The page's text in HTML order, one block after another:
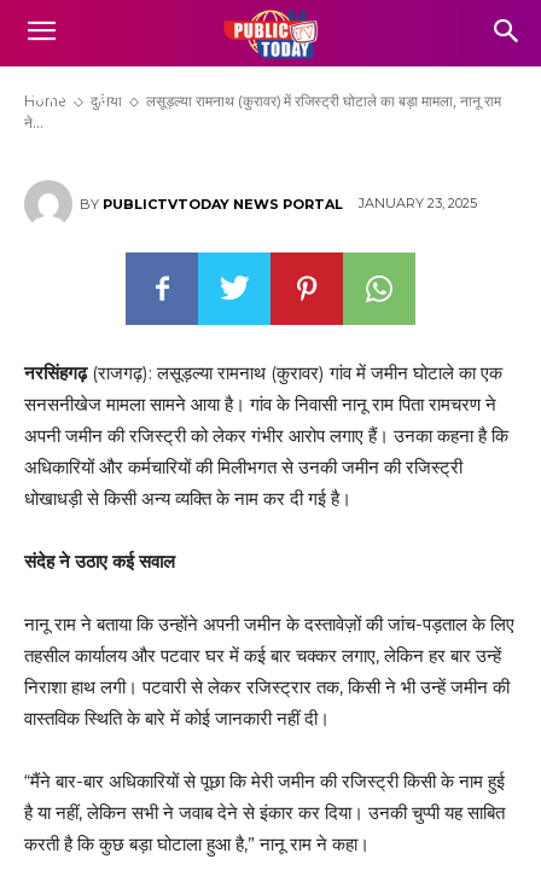
Home दुनिया
लसूड़ल्या रामनाथ (कुरावर) में रजिस्ट्री घोटाले का बड़ा मामला, नानू राम
ने...
लसूड़ल्या रामनाथ (कुरावर) में रजिस्ट्री घोटाले का
बड़ा मामला, नानू राम ने भ्रष्टाचार के खिलाफ
खोला मोर्चा
BY PUBLICTVTODAY NEWS PORTAL JANUARY 23, 2025
नरसिंहगढ़(राजगढ़): लसूड़ल्या रामनाथ (कुरावर) गांव में जमीन घोटाले का एक
सनसनीखेज मामला सामने आया है। गांव के निवासी नानू राम पिता रामचरण ने
अपनी जमीन की रजिस्ट्री को लेकर गंभीर आरोप लगाए हैं। उनका कहना है कि
अधिकारियों और कर्मचारियों की मिलीभगत से उनकी जमीन की रजिस्ट्री
धोखाधड़ी से किसी अन्य व्यक्ति के नाम कर दी गई है।
संदेह ने उठाए कई सवाल
नानू राम ने बताया कि उन्होंने अपनी जमीन के दस्तावेज़ों की जांच-पड़ताल के लिए
तहसील कार्यालय और पटवार घर में कई बार चक्कर लगाए, लेकिन हर बार उन्हें
निराशा हाथ लगी। पटवारी से लेकर रजिस्ट्रार तक, किसी ने भी उन्हें जमीन की
वास्तविक स्थिति के बारे में कोई जानकारी नहीं दी।
“मैंने बार-बार अधिकारियों से पूछा कि मेरी जमीन की रजिस्ट्री किसी के नाम हुई
है या नहीं, लेकिन सभी ने जवाब देने से इंकार कर दिया। उनकी चुप्पी यह साबित
करती है कि कुछ बड़ा घोटाला हुआ है,” नानू राम ने कहा।